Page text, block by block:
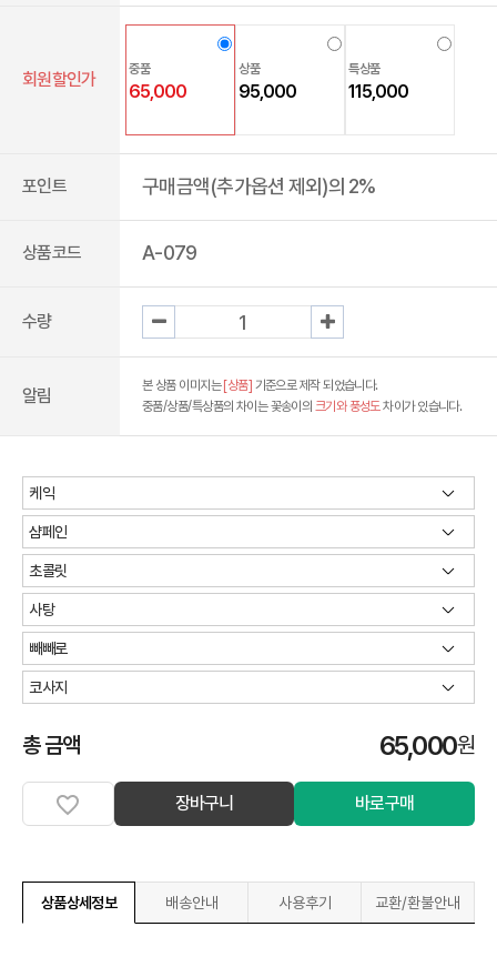
회원할인가
중품
65,000
상품
95,000
특상품
115,000
포인트 구매금액(추가옵션 제외)의 2%
상품코드 A-079
수량
알림 본 상품 이미지는 [상품] 기준으로 제작 되었습니다.
중품/상품/특상품의 차이는 꽃송이의 크기와 풍성도차이가 있습니다.
총 금액 65,000원
장바구니 바로구매
상품상세정보 배송안내 사용후기 교환/환불안내